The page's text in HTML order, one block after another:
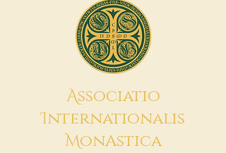
Associatio
Internationalis
MonAstica